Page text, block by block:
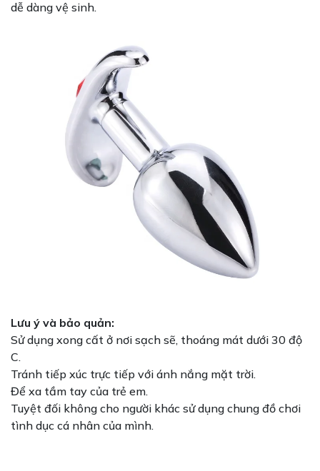
dễ dàng vệ sinh.
Lưu ý và bảo quản:
Sử dụng xong cất ở nơi sạch sẽ, thoáng mát dưới 30 độ
C.
Tránh tiếp xúc trực tiếp với ánh nắng mặt trời.
Để xa tầm tay của trẻ em.
Tuyệt đối không cho người khác sử dụng chung đồ chơi
tình dục cá nhân của mình.